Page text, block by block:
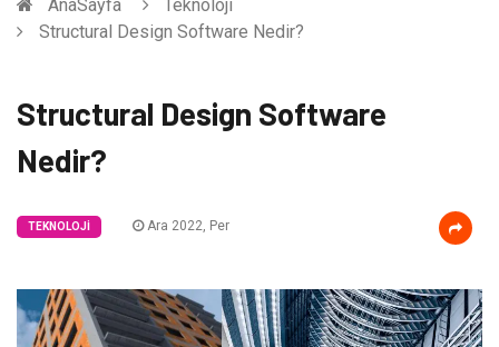
AnaSayfa
Teknoloji
Structural Design Software Nedir?
Structural Design Software
Nedir?
TEKNOLOJI Ara 2022, Per